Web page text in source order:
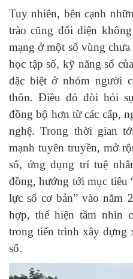
Tuy nhiên, bên cạnh
trào cũng đối diện
mạng ở một số vùng
học tập số, kỹ năng số
đặc biệt ở nhóm người
thôn. Điều đó đòi hỏi
đồng bộ hơn từ các cấp,
nghệ.Trong thời gian
mạnh tuyên truyền, mở
số, ứng dụng trí tuệ
đồng, hướng tới mục tiêu
lực số cơ bản” vào năm
hợp, thể hiện tầm nhìn
trong tiến trình xây dựng
số.